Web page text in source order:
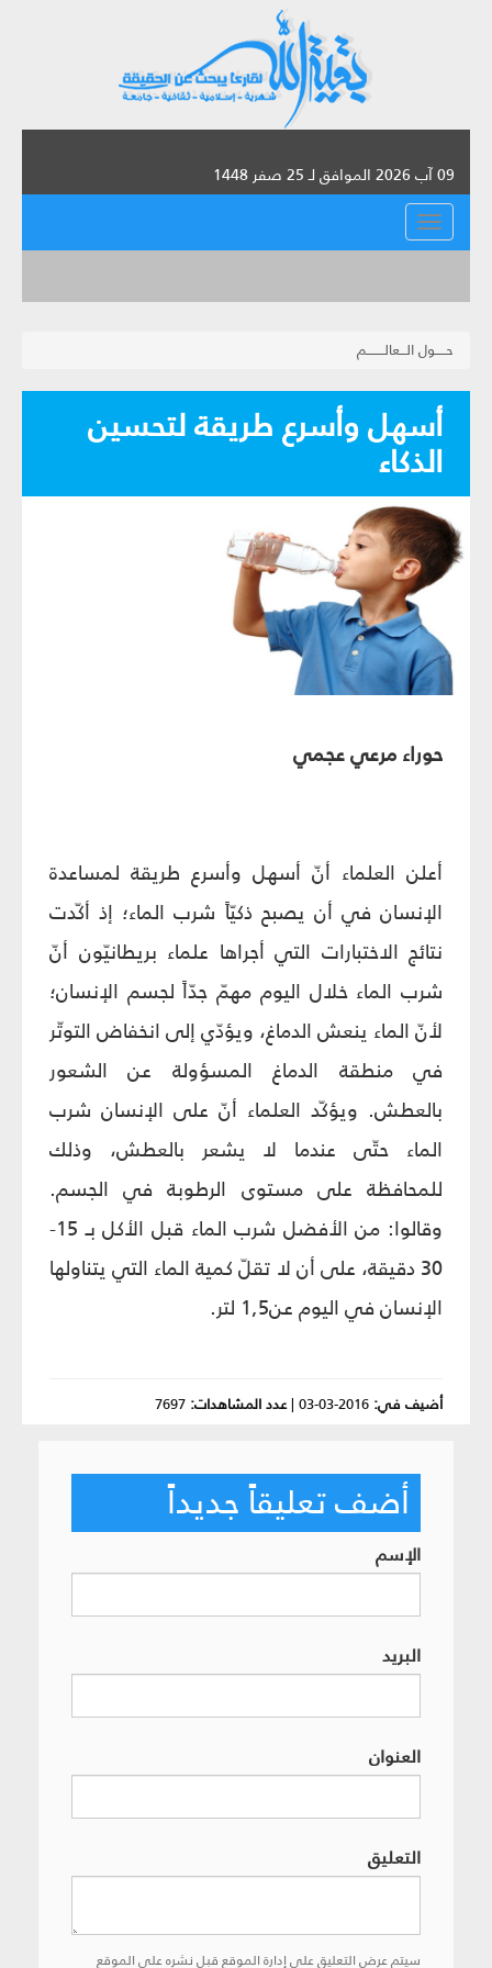
09 آب 2026 الموافق لـ 25 صفر 1448
القائمة
حـــــول الـــعالــــــــم
أسهل وأسرع طريقة لتحسين
الذكاء
حوراء مرعي عجمي
أعلن العلماء أنّ أسهل وأسرع طريقة لمساعدة
الإنسان في أن يصبح ذكيّاً شرب الماء؛ إذ أكّدت
نتائج الاختبارات التي أجراها علماء بريطانيّون أنّ
شرب الماء خلال اليوم مهمّ جدّاً لجسم الإنسان؛
لأنّ الماء ينعش الدماغ، ويؤدّي إلى انخفاض التوتّر
في منطقة الدماغ المسؤولة عن الشعور
بالعطش. ويؤكّد العلماء أنّ على الإنسان شرب
الماء حتّى عندما لا يشعر بالعطش، وذلك
للمحافظة على مستوى الرطوبة في الجسم.
وقالوا: من الأفضل شرب الماء قبل الأكل بـ 15-
30 دقيقة، على أن لا تقلّ كمية الماء التي يتناولها
الإنسان في اليوم عن1,5 لتر.
أضيف في: 2016-03-03
|عدد المشاهدات: 7697
أضف تعليقاً جديداً
الإسم
البريد
العنوان
التعليق
سيتم عرض التعليق على إدارة الموقع قبل نشره على الموقع